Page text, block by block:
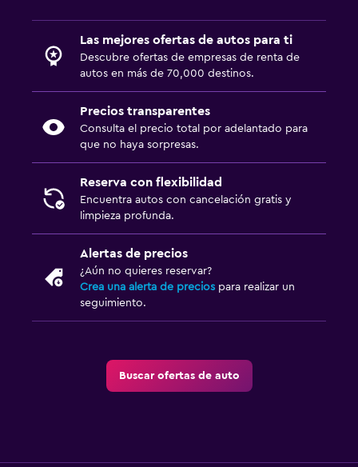
Las mejores ofertas de autos para ti
Descubre ofertas de empresas de renta de
autos en más de 70,000 destinos.
Precios transparentes
Consulta el precio total por adelantado para
que no haya sorpresas.
Reserva con flexibilidad
Encuentra autos con cancelación gratis y
limpieza profunda.
Alertas de precios
¿Aún no quieres reservar?
Crea una alerta de precios para realizar un
seguimiento.
Buscar ofertas de auto